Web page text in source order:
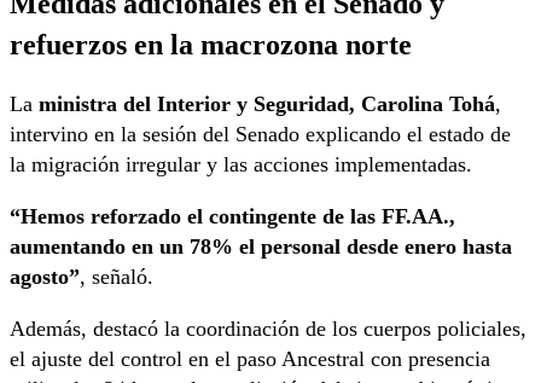
refuerzos en la macrozona norte
La ministra del Interior y Seguridad, Carolina Tohá,
intervino en la sesión del Senado explicando el estado de
la migración irregular y las acciones implementadas.
“Hemos reforzado el contingente de las FF.AA.,
aumentando en un 78% el personal desde enero hasta
agosto”, señaló.
Además, destacó la coordinación de los cuerpos policiales,
el ajuste del control en el paso Ancestral con presencia